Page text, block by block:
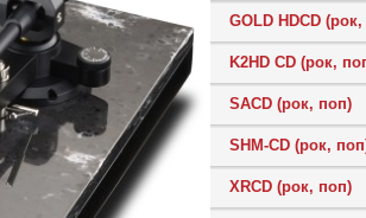
GOLD HDCD
K2HD CD (рок,
SACD (рок, поп)
SHM-CD (рок,
XRCD (рок, поп)